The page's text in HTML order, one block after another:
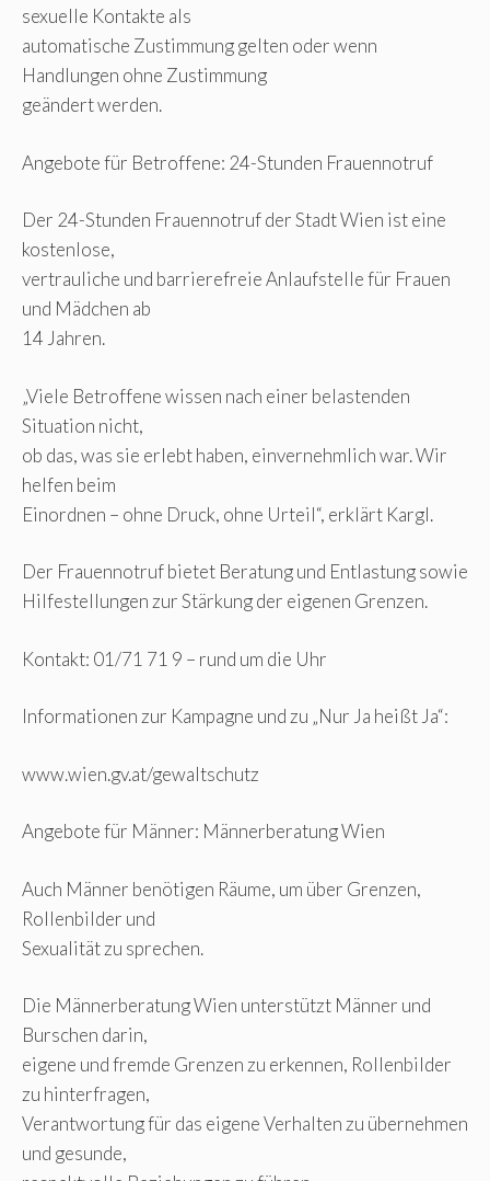
sexuelle Kontakte als
automatische Zustimmung gelten oder wenn
Handlungen ohne Zustimmung
geändert werden.
Angebote für Betroffene: 24-Stunden Frauennotruf
Der 24-Stunden Frauennotruf der Stadt Wien ist eine
kostenlose,
vertrauliche und barrierefreie Anlaufstelle für Frauen
und Mädchen ab
14 Jahren.
„Viele Betroffene wissen nach einer belastenden
Situation nicht,
ob das, was sie erlebt haben, einvernehmlich war. Wir
helfen beim
Einordnen – ohne Druck, ohne Urteil“, erklärt Kargl.
Der Frauennotruf bietet Beratung und Entlastung sowie
Hilfestellungen zur Stärkung der eigenen Grenzen.
Kontakt: 01/71 71 9 – rund um die Uhr
Informationen zur Kampagne und zu „Nur Ja heißt Ja“:
www.wien.gv.at/gewaltschutz
Angebote für Männer: Männerberatung Wien
Auch Männer benötigen Räume, um über Grenzen,
Rollenbilder und
Sexualität zu sprechen.
Die Männerberatung Wien unterstützt Männer und
Burschen darin,
eigene und fremde Grenzen zu erkennen, Rollenbilder
zu hinterfragen,
Verantwortung für das eigene Verhalten zu übernehmen
und gesunde,